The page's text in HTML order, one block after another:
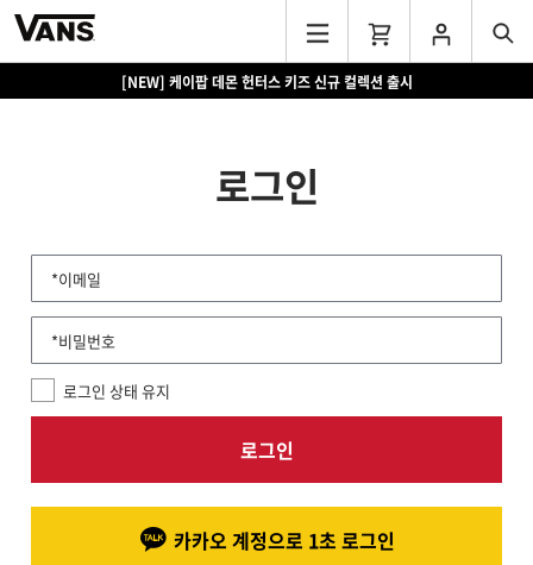
[NEW] 케이팝 데몬 헌터스 키즈 신규 컬렉션 출시
로그인
*이메일
*비밀번호
로그인 상태 유지
로그인
카카오 계정으로 1초 로그인